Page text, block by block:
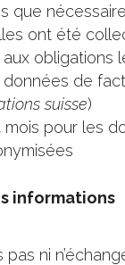
que
ont été
obligations
données de
suisse)
mois pour les
informations
ni